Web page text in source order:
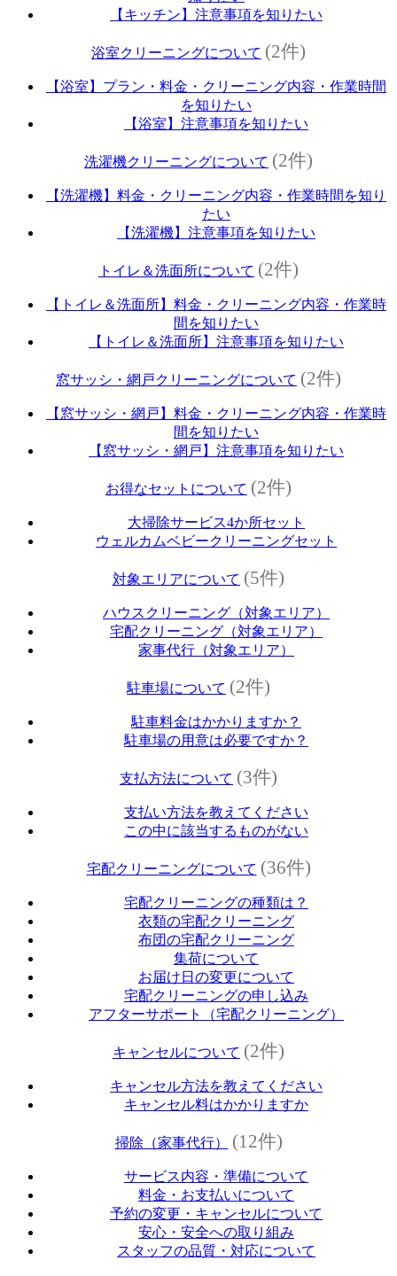
【キッチン】注意事項を知りたい
浴室クリーニングについて (2件)
【浴室】プラン・料金・クリーニング内容・作業時間
を知りたい
【浴室】注意事項を知りたい
洗濯機クリーニングについて (2件)
【洗濯機】料金・クリーニング内容・作業時間を知り
たい
【洗濯機】注意事項を知りたい
トイレ＆洗面所について (2件)
【トイレ＆洗面所】料金・クリーニング内容・作業時
間を知りたい
【トイレ＆洗面所】注意事項を知りたい
窓サッシ・網戸クリーニングについて (2件)
【窓サッシ・網戸】料金・クリーニング内容・作業時
間を知りたい
【窓サッシ・網戸】注意事項を知りたい
お得なセットについて (2件)
大掃除サービス4か所セット
ウェルカムベビークリーニングセット
対象エリアについて (5件)
ハウスクリーニング（対象エリア）
宅配クリーニング（対象エリア）
家事代行（対象エリア）
駐車場について (2件)
駐車料金はかかりますか？
駐車場の用意は必要ですか？
支払方法について (3件)
支払い方法を教えてください
この中に該当するものがない
宅配クリーニングについて (36件)
宅配クリーニングの種類は？
衣類の宅配クリーニング
布団の宅配クリーニング
集荷について
お届け日の変更について
宅配クリーニングの申し込み
アフターサポート（宅配クリーニング）
キャンセルについて (2件)
キャンセル方法を教えてください
キャンセル料はかかりますか
掃除（家事代行） (12件)
サービス内容・準備について
料金・お支払いについて
予約の変更・キャンセルについて
安心・安全への取り組み
スタッフの品質・対応について